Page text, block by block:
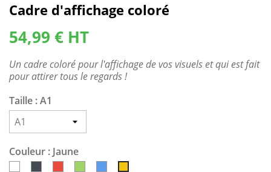
Cadre d'affichage coloré
54,99 € HT
Un cadre coloré pour l'affichage de vos visuels et qui est fait
pour attirer tous le regards !
Taille : A1
Couleur : Jaune